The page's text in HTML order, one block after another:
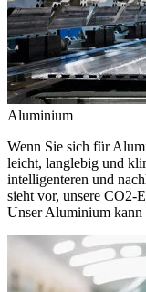
Aluminium
Wenn Sie sich für
leicht, langlebig und
intelligenteren und
sieht vor, unsere CO2-
Unser Aluminium kann